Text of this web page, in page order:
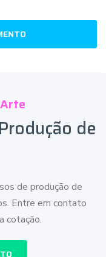
de
de produção de
Entre em contato
cotação.